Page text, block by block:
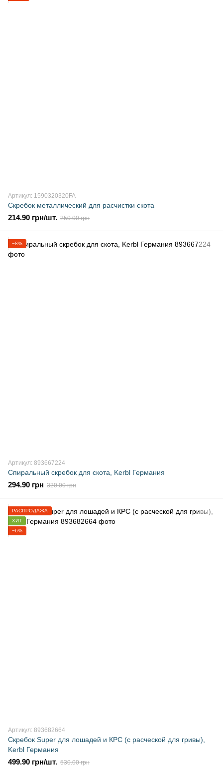
Артикул: 1590320320FA
Скребок металлический для расчистки скота
214.90 грн/шт. 250.00 грн
−8%
Артикул: 893667224
Спиральный скребок для скота, Kerbl Германия
294.90 грн 320.00 грн
РАСПРОДАЖА
ХИТ
−6%
Артикул: 893682664
Скребок Super для лошадей и КРС (с расческой для гривы),
Kerbl Германия
499.90 грн/шт. 530.00 грн